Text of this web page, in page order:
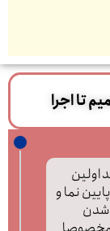
تا اجرا
اولین
نما و
شدن